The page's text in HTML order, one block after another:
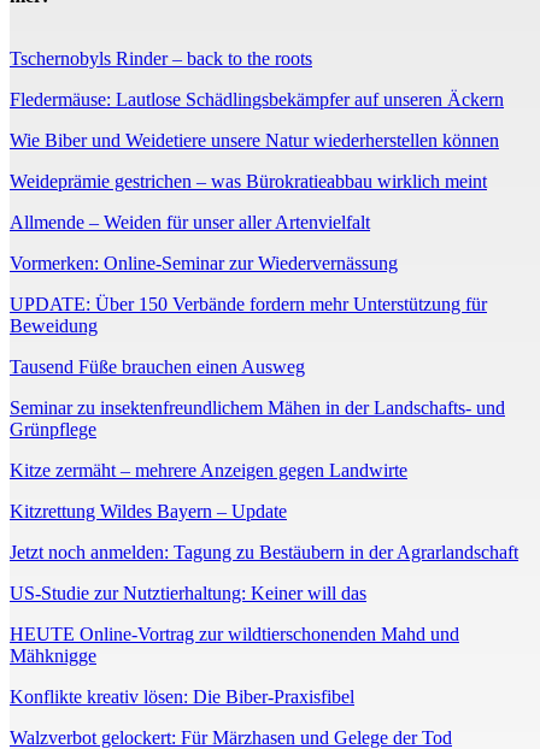
Tschernobyls Rinder – back to the roots
Fledermäuse: Lautlose Schädlingsbekämpfer auf unseren Äckern
Wie Biber und Weidetiere unsere Natur wiederherstellen können
Weideprämie gestrichen – was Bürokratieabbau wirklich meint
Allmende – Weiden für unser aller Artenvielfalt
Vormerken: Online-Seminar zur Wiedervernässung
UPDATE: Über 150 Verbände fordern mehr Unterstützung für
Beweidung
Tausend Füße brauchen einen Ausweg
Seminar zu insektenfreundlichem Mähen in der Landschafts- und
Grünpflege
Kitze zermäht – mehrere Anzeigen gegen Landwirte
Kitzrettung Wildes Bayern – Update
Jetzt noch anmelden: Tagung zu Bestäubern in der Agrarlandschaft
US-Studie zur Nutztierhaltung: Keiner will das
HEUTE Online-Vortrag zur wildtierschonenden Mahd und
Mähknigge
Konflikte kreativ lösen: Die Biber-Praxisfibel
Walzverbot gelockert: Für Märzhasen und Gelege der Tod